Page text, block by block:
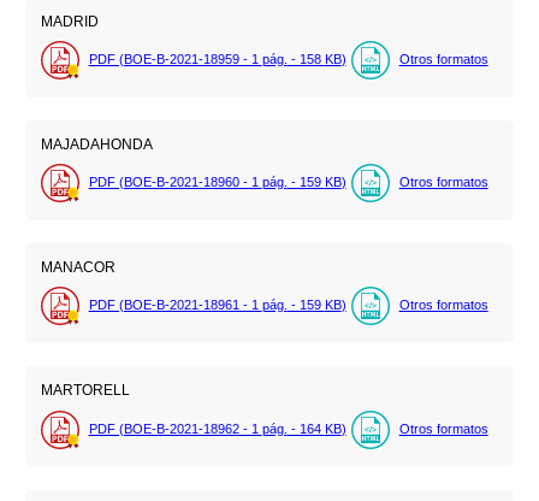
MADRID
PDF (BOE-B-2021-18959 - 1 pág. - 158 KB) Otros formatos
MAJADAHONDA
PDF (BOE-B-2021-18960 - 1 pág. - 159 KB) Otros formatos
MANACOR
PDF (BOE-B-2021-18961 - 1 pág. - 159 KB) Otros formatos
MARTORELL
PDF (BOE-B-2021-18962 - 1 pág. - 164 KB) Otros formatos